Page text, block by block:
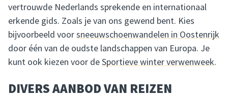
vertrouwde Nederlands sprekende en internationaal
erkende gids. Zoals je van ons gewend bent. Kies
bijvoorbeeld voorsneeuwschoenwandelen in Oostenrijk
door één van de oudste landschappen van Europa. Je
kunt ook kiezen voor deSportieve winter verwenweek.
DIVERS AANBOD VAN REIZEN